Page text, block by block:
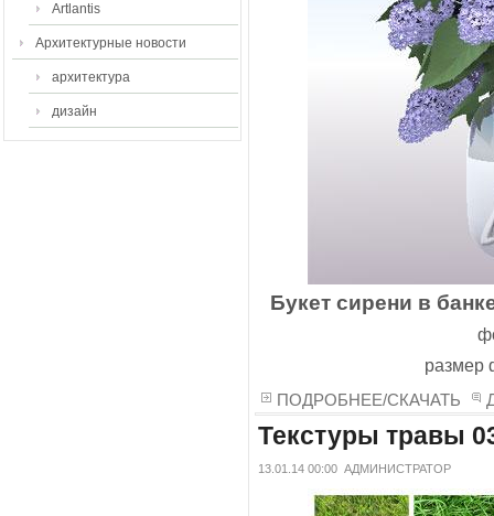
Artlantis
Архитектурные новости
архитектура
дизайн
Букет сирени в
размер
ПОДРОБНЕЕ/СКАЧАТЬ
Текстуры травы
13.01.14 00:00 АДМИНИСТРАТОР